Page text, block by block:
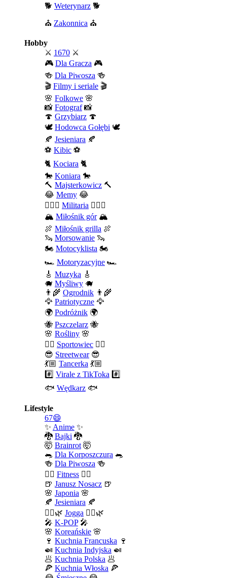
🐕 Weterynarz 🐕
⛪ Zakonnica ⛪
Hobby
⚔️ 1670 ⚔️
🎮 Dla Gracza 🎮
🍻 Dla Piwosza 🍻
🎬 Filmy i seriale 🎬
🌸 Folkowe 🌸
📸 Fotograf📸
🍄 Grzybiarz 🍄
🕊️ Hodowca Gołębi 🕊️
🍂 Jesieniara 🍂
⚽ Kibic ⚽
🐈 Kociara 🐈
🐎 Koniara 🐎
🔨 Majsterkowicz 🔨
😂 Memy 😂
💂🏻‍♂️ Militaria 💂🏻‍♂️
🏔️ Miłośnik gór🏔️
🍖 Miłośnik grilla 🍖
🦦 Morsowanie 🦦
🏍️ Motocyklista 🏍️
🏎️ Motoryzacyjne 🏎️
🎸 Muzyka 🎸
🐗 Myśliwy 🐗
👨‍🌾 Ogrodnik 👨‍🌾
🦅 Patriotyczne 🦅
🌍 Podróżnik 🌍
🐝 Pszczelarz 🐝
🌸 Rośliny 🌸
🤾‍♀️ Sportowiec 🤾‍♀️
😎 Streetwear😎
💃🏼 Tancerka 💃🏼
#️⃣ Virale z TikToka #️⃣
🐟 Wędkarz 🐟
Lifestyle
67😄
✨ Anime ✨
🐉 Bajki 🐉
🤯 Brainrot 🤯
🐀 Dla Korposzczura 🐀
🍻 Dla Piwosza 🍻
🤾‍♀️ Fitness 🤾‍♀️
🍺 Janusz Nosacz 🍺
🌸 Japonia 🌸
🍂 Jesieniara 🍂
🧘‍♀️🌿 Jogga 🧘‍♀️🌿
🎤 K-POP🎤
🌸 Koreańskie 🌸
🍷 Kuchnia Francuska 🍷
🍛 Kuchnia Indyjska 🍛
🥟 Kuchnia Polska 🥟
🍕 Kuchnia Włoska 🍕